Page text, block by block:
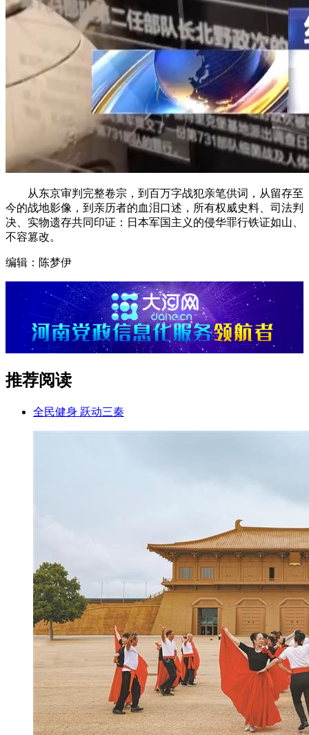
从东京审判完整卷宗，到百万字战犯亲笔供词，从留存至
今的战地影像，到亲历者的血泪口述，所有权威史料、司法判
决、实物遗存共同印证：日本军国主义的侵华罪行铁证如山、
不容篡改。
编辑：陈梦伊
推荐阅读
全民健身 跃动三秦